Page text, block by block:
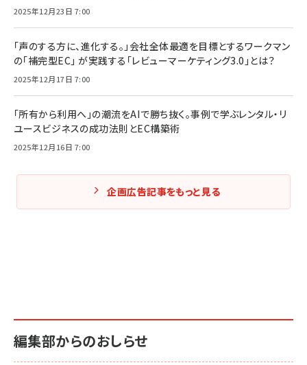
2025年12月23日 7:00
「声のする方に、進化する。」会社全体最適を目標とするワークマン
の「補完型EC」 が実践する「レビューマーケティング3.0」とは？
2025年12月17日 7:00
「所有から利用へ」の潮流をAIで勝ち抜く。事例で学ぶレンタル・リ
ユースビジネスの成功法則とEC構築術
2025年12月16日 7:00
企画広告記事をもっと見る
編集部からのおしらせ